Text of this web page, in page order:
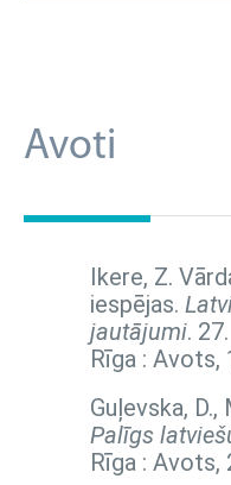
Avoti
Ikere, Z.
iespējas.
jautājumi.
Rīga : Avots,
Guļevska,
Palīgs
Rīga : Avots,